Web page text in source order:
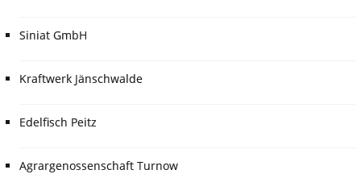
Siniat GmbH
Kraftwerk Jänschwalde
Edelfisch Peitz
Agrargenossenschaft Turnow